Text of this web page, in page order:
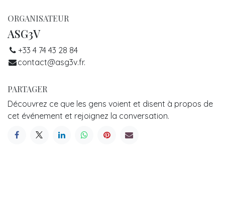
ORGANISATEUR
ASG3V
+33 4 74 43 28 84
contact@asg3v.fr.
PARTAGER
Découvrez ce que les gens voient et disent à propos de
cet événement et rejoignez la conversation.